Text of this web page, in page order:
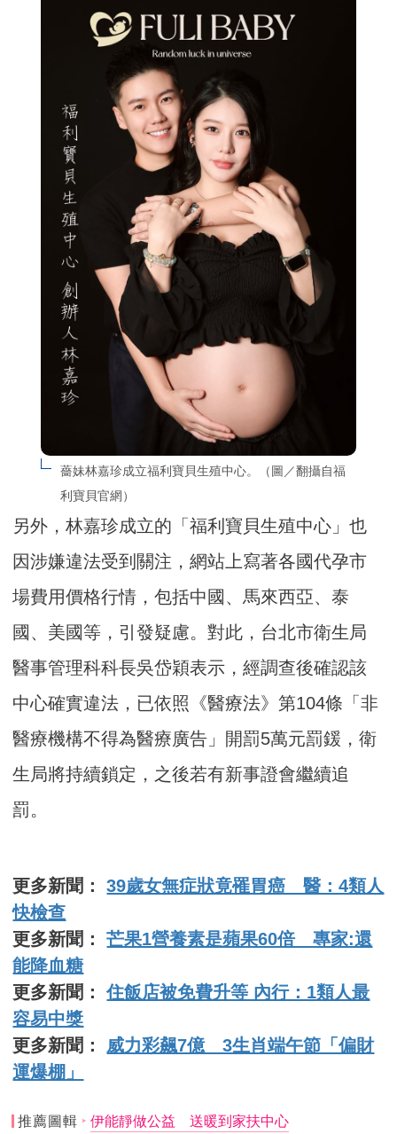
薔妹林嘉珍成立福利寶貝生殖中心。（圖／翻攝自福
利寶貝官網）
另外，林嘉珍成立的「福利寶貝生殖中心」也
因涉嫌違法受到關注，網站上寫著各國代孕市
場費用價格行情，包括中國、馬來西亞、泰
國、美國等，引發疑慮。對此，台北市衛生局
醫事管理科科長吳岱穎表示，經調查後確認該
中心確實違法，已依照《醫療法》第104條「非
醫療機構不得為醫療廣告」開罰5萬元罰鍰，衛
生局將持續鎖定，之後若有新事證會繼續追
罰。
更多新聞：39歲女無症狀竟罹胃癌 醫：4類人
快檢查
更多新聞：芒果1營養素是蘋果60倍 專家:還
能降血糖
更多新聞：住飯店被免費升等 內行：1類人最
容易中獎
更多新聞： 威力彩飆7億 3生肖端午節「偏財
運爆棚」
推薦圖輯 伊能靜做公益 送暖到家扶中心